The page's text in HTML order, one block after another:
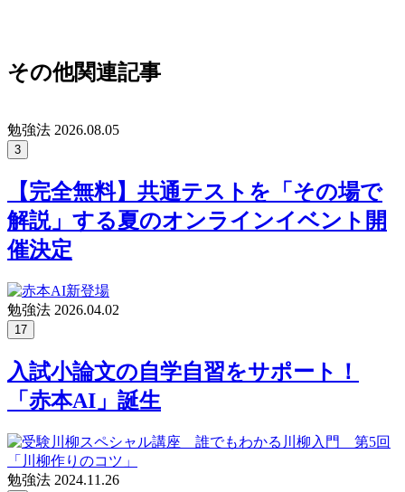
その他関連記事
勉強法 2026.08.05
3
【完全無料】共通テストを「その場で
解説」する夏のオンラインイベント開
催決定
勉強法 2026.04.02
17
入試小論文の自学自習をサポート！
「赤本AI」誕生
勉強法 2024.11.26